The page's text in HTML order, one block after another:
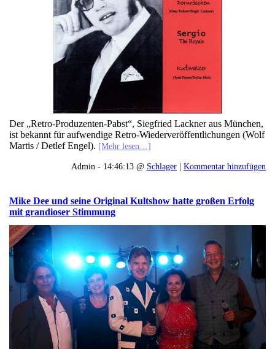
Der „Retro-Produzenten-Pabst“, Siegfried Lackner aus München,
ist bekannt für aufwendige Retro-Wiederveröffentlichungen (Wolf
Martis / Detlef Engel). [Mehr lesen…]
Admin - 14:46:13 @ Schlager | Kommentar hinzufügen
Mike Dee und seine Original Kultshow hatte großen Erfolg
mit grandioser Stimmung